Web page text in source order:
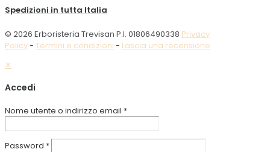
Spedizioni in tutta Italia
© 2026 Erboristeria Trevisan P.I. 01806490338 Privacy
Policy- Termini e condizioni - Lascia una recensione
✕
Accedi
Nome utente o indirizzo email *
Password *